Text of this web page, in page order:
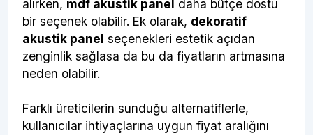
alırken, mdf akustik panel​ daha bütçe dostu
bir seçenek olabilir. Ek olarak, dekoratif
akustik panel seçenekleri estetik açıdan
zenginlik sağlasa da bu da fiyatların artmasına
neden olabilir.
Farklı üreticilerin sunduğu alternatiflerle,
kullanıcılar ihtiyaçlarına uygun fiyat aralığını